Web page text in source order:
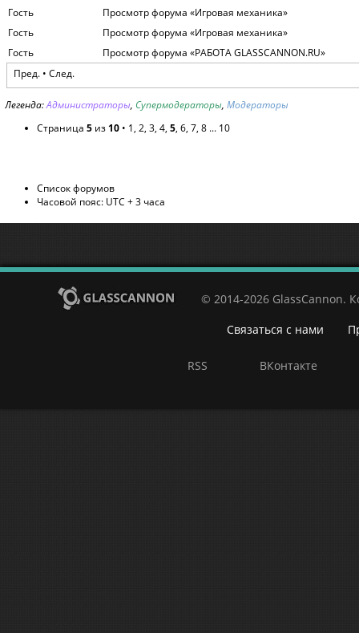
Гость
Просмотр форума «Игровая механика»
Гость
Просмотр форума «Игровая механика»
Гость
Просмотр форума «РАБОТА GLASSCANNON.RU»
Пред.• След.
Легенда:Администраторы, Супермодераторы, Модераторы
Страница 5 из 10 • 1, 2, 3, 4, 5, 6, 7, 8 ... 10
Список форумов
Часовой пояс: UTC + 3 часа
© 2014-2026 GlassCannon.
Связаться с нами
RSS ВКонтакте